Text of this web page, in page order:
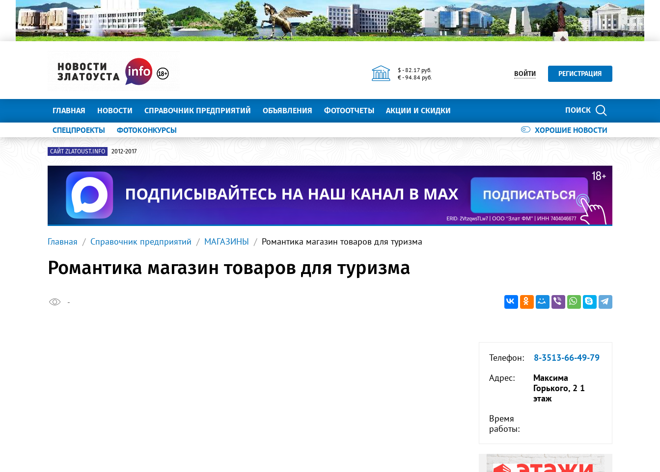
$ - 82.17 руб.
€ - 94.84 руб.
ВОЙТИ РЕГИСТРАЦИЯ
ПОИСК
ГЛАВНАЯ НОВОСТИ СПРАВОЧНИК ПРЕДПРИЯТИЙ ОБЪЯВЛЕНИЯ ФОТООТЧЕТЫ АКЦИИ И СКИДКИ
ХОРОШИЕ НОВОСТИ
СПЕЦПРОЕКТЫ ФОТОКОНКУРСЫ
САЙТ ZLATOUST.INFO 2012-2017
Главная Справочник предприятий МАГАЗИНЫ Романтика магазин товаров для туризма
Романтика магазин товаров для туризма
-
Телефон:
8-3513-66-49-79
Адрес:
Максима
Горького, 2 1
этаж
Время
работы: